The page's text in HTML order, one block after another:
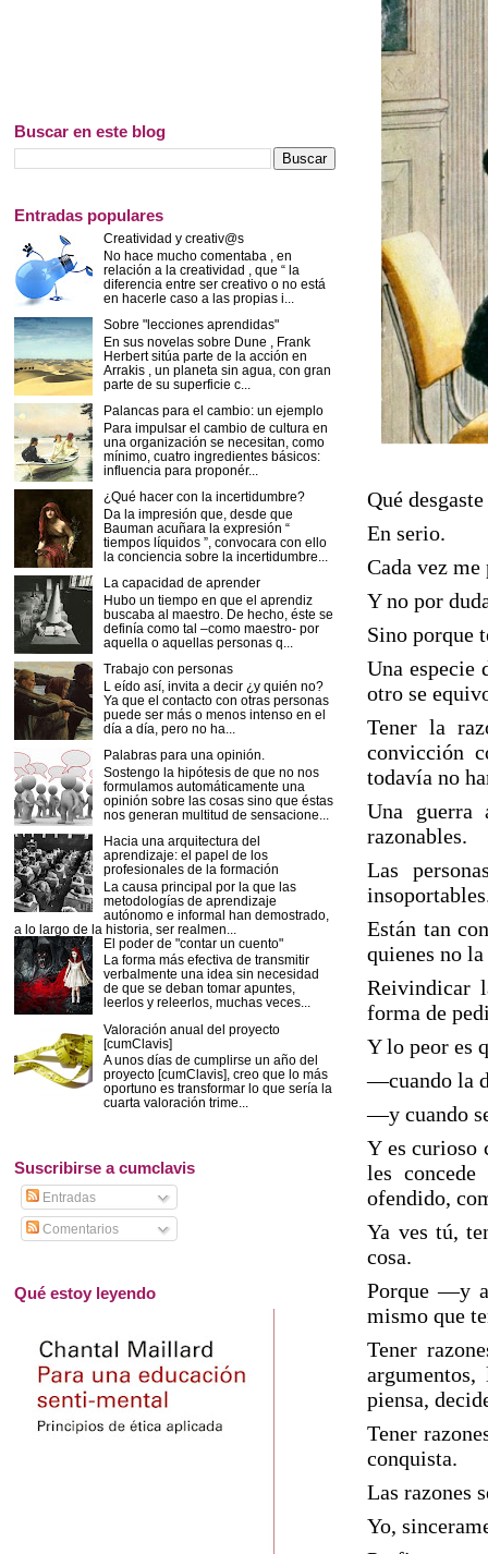
Qué
En serio.
Cada vez
Y no por
Sino porque
Una especie
otro se
Tener la
convicción
todavía no
Una guerra
razonables.
Las
Están tan
quienes no
Reivindicar
forma de
Y lo peor es
—cuando la
—y cuando
Y es curioso
les
ofendido,
Ya ves tú,
cosa.
Porque —y
mismo que
Tener
piensa,
Tener
conquista.
Las razones
Yo,
Buscar en este blog
Entradas populares
Creatividad y creativ@s
No hace mucho comentaba , en
relación a la creatividad , que “ la
diferencia entre ser creativo o no está
en hacerle caso a las propias i...
Sobre "lecciones aprendidas"
En sus novelas sobre Dune , Frank
Herbert sitúa parte de la acción en
Arrakis , un planeta sin agua, con gran
parte de su superficie c...
Palancas para el cambio: un ejemplo
Para impulsar el cambio de cultura en
una organización se necesitan, como
mínimo, cuatro ingredientes básicos:
influencia para proponér...
¿Qué hacer con la incertidumbre?
Da la impresión que, desde que
Bauman acuñara la expresión “
tiempos líquidos ”, convocara con ello
la conciencia sobre la incertidumbre...
La capacidad de aprender
Hubo un tiempo en que el aprendiz
buscaba al maestro. De hecho, éste se
definía como tal –como maestro- por
aquella o aquellas personas q...
Trabajo con personas
L eído así, invita a decir ¿y quién no?
Ya que el contacto con otras personas
puede ser más o menos intenso en el
día a día, pero no ha...
Palabras para una opinión.
Sostengo la hipótesis de que no nos
formulamos automáticamente una
opinión sobre las cosas sino que éstas
nos generan multitud de sensacione...
Hacia una arquitectura del
aprendizaje: el papel de los
profesionales de la formación
La causa principal por la que las
metodologías de aprendizaje
autónomo e informal han demostrado,
a lo largo de la historia, ser realmen...
El poder de "contar un cuento"
La forma más efectiva de transmitir
verbalmente una idea sin necesidad
de que se deban tomar apuntes,
leerlos y releerlos, muchas veces...
Valoración anual del proyecto
[cumClavis]
A unos días de cumplirse un año del
proyecto [cumClavis], creo que lo más
oportuno es transformar lo que sería la
cuarta valoración trime...
Suscribirse a cumclavis
Entradas
Comentarios
Qué estoy leyendo